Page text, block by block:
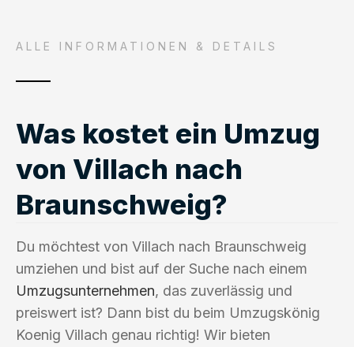
ALLE INFORMATIONEN & DETAILS
Was kostet ein Umzug
von Villach nach
Braunschweig?
Du möchtest von Villach nach Braunschweig
umziehen und bist auf der Suche nach einem
Umzugsunternehmen, das zuverlässig und
preiswert ist? Dann bist du beim Umzugskönig
Koenig Villach genau richtig! Wir bieten